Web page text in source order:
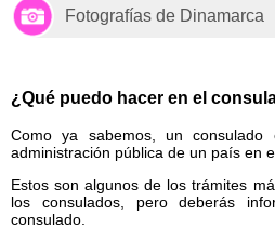
Fotografías de Dinamarca
¿Qué puedo hacer en el
Como ya sabemos, un
administración pública de un país en
Estos son algunos de los trámites
los consulados, pero deberás
consulado.